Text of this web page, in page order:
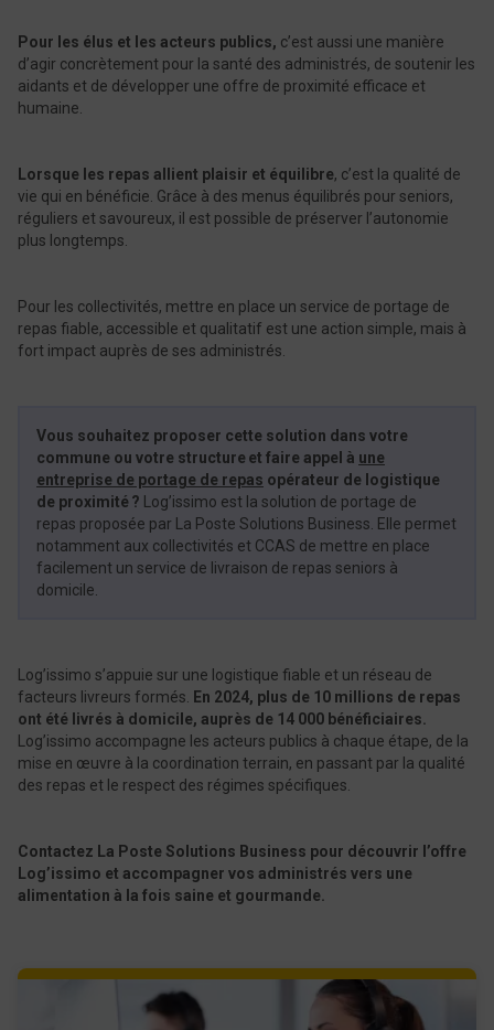
Pour les élus et les acteurs publics, c’est aussi une manière
d’agir concrètement pour la santé des administrés, de soutenir les
aidants et de développer une offre de proximité efficace et
humaine.
Lorsque les repas allient plaisir et équilibre, c’est la qualité de
vie qui en bénéficie. Grâce à des menus équilibrés pour seniors,
réguliers et savoureux, il est possible de préserver l’autonomie
plus longtemps.
Pour les collectivités, mettre en place un service de portage de
repas fiable, accessible et qualitatif est une action simple, mais à
fort impact auprès de ses administrés.
Vous souhaitez proposer cette solution dans votre
commune ou votre structure et faire appel à une
entreprise de portage de repas opérateur de logistique
de proximité ?
Log’issimo est la solution de portage de
repas proposée par La Poste Solutions Business. Elle permet
notamment aux collectivités et CCAS de mettre en place
facilement un service de livraison de repas seniors à
domicile.
Log’issimo s’appuie sur une logistique fiable et un réseau de
facteurs livreurs formés.
En 2024, plus de 10 millions de repas
ont été livrés à domicile, auprès de 14 000 bénéficiaires.
Log’issimo accompagne les acteurs publics à chaque étape, de la
mise en œuvre à la coordination terrain, en passant par la qualité
des repas et le respect des régimes spécifiques.
Contactez La Poste Solutions Business pour découvrir l’offre
Log’issimo et accompagner vos administrés vers une
alimentation à la fois saine et gourmande.